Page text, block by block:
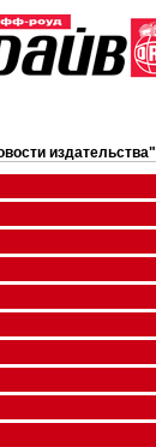
издательства"